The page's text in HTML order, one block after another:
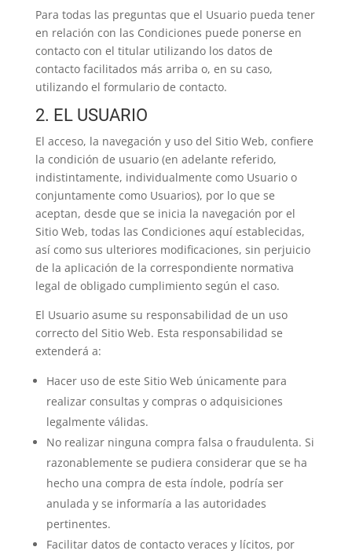
Para todas las preguntas que el Usuario pueda tener
en relación con las Condiciones puede ponerse en
contacto con el titular utilizando los datos de
contacto facilitados más arriba o, en su caso,
utilizando el formulario de contacto.
2. EL USUARIO
El acceso, la navegación y uso del Sitio Web, confiere
la condición de usuario (en adelante referido,
indistintamente, individualmente como Usuario o
conjuntamente como Usuarios), por lo que se
aceptan, desde que se inicia la navegación por el
Sitio Web, todas las Condiciones aquí establecidas,
así como sus ulteriores modificaciones, sin perjuicio
de la aplicación de la correspondiente normativa
legal de obligado cumplimiento según el caso.
El Usuario asume su responsabilidad de un uso
correcto del Sitio Web. Esta responsabilidad se
extenderá a:
Hacer uso de este Sitio Web únicamente para
realizar consultas y compras o adquisiciones
legalmente válidas.
No realizar ninguna compra falsa o fraudulenta. Si
razonablemente se pudiera considerar que se ha
hecho una compra de esta índole, podría ser
anulada y se informaría a las autoridades
pertinentes.
Facilitar datos de contacto veraces y lícitos, por